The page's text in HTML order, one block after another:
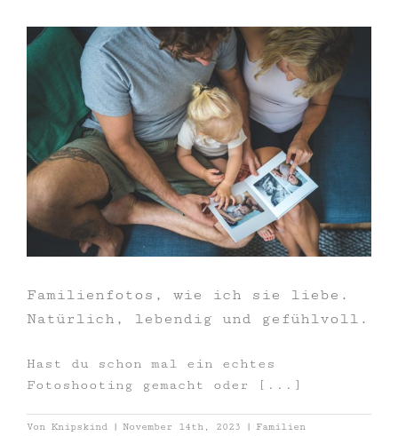
Familienfotos, wie ich sie liebe.
Natürlich, lebendig und gefühlvoll.
Hast du schon mal ein echtes
Fotoshooting gemacht oder [...]
Von Knipskind | November 14th, 2023 |
Familien